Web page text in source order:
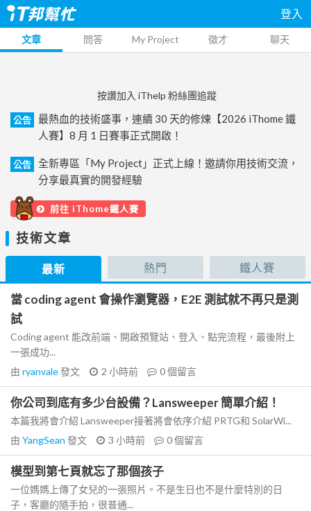
登入
文章 問答 My Project 徵才 聊天
按讚加入 iThelp 粉絲團追蹤
公告
最熱血的技術盛事，連續 30 天的修煉【2026 iThome 鐵
人賽】8 月 1 日賽事正式開啟！
公告
全新專區「My Project」正式上線！邀請你用技術交流，
分享最真實的開發經驗
前往 iThome鐵人賽
技術文章
最新 熱門 鐵人賽
當 coding agent 會操作瀏覽器，E2E 測試就不再只是測
試
Coding agent 能改前端、開啟預覽站、登入、點完流程，最後附上
一張成功...
由 ryanvale發文 2 小時前 0個留言
你公司到底有多少台設備？Lansweeper 簡單介紹！
本篇我將會介紹 Lansweeper接著將會依序介紹 PRTG和 SolarWi...
由 YangSean 發文 3 小時前 0個留言
模型到第七頁就忘了那個孩子
一位媽媽上傳了女兒的一張照片。不是生日也不是什麼特別的日
子，客廳的隨手拍，很普通...